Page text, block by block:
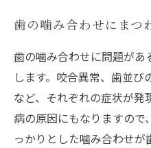
歯の噛み合わせにまつ
歯の噛み合わせに問題が
します。咬合異常、歯並
など、それぞれの症状が発
病の原因にもなりますので
っかりとした噛み合わせ